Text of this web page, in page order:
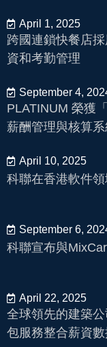
April 1, 2025
跨國連鎖快餐店
資和考勤管理
September 4,
PLATINUM 榮獲
薪酬管理與核算系
April 10, 2025
科聯在香港軟件
September 6,
科聯宣布與
April 22, 2025
全球領先的建築
包服務整合薪資數